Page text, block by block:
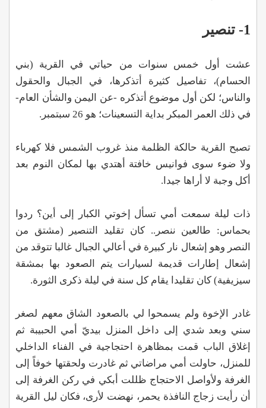
1- تنصير
عشت أول خمس سنوات من حياتي في القرية (بني
الحسام)، تفاصيل كثيرة أتذكرها، في الجبال والحقول
والناس؛ لكن أول موضوع أتذكره -عن اليمن والشأن العام-
في ذلك العمر المبكر بداية التسعينات؛ هو 26 سبتمبر.
تصبح القرية حالكة الظلمة منذ غروب الشمس فلا كهرباء
ولا ضوء سوى فوانيس خافتة أهتدي بها لمكان النوم بعد
أكل وجبة لا أراها جيدا.
ذات ليلة سمعت أمي تسأل إخوتي الكبار إلى أين؟ ردوا
بحماس: طالعين ننصر.. كان تقليد التنصير (مشتق من
النصر وهو إشعال نار كبيرة في أعالي الجبال غالبا تتوقد من
إشعال إطارات قديمة لسيارات يتم الصعود بها بمشقة
سيزيفية) كان تقليدا يقام كل سنة في ليلة ذكرى الثورة.
غادر الإخوة ولم يسمحوا لي بالصعود الشاق معهم لصغر
سني وبعد شدي إلى داخل المنزل بيديّ أمي الحبيبة ثم
إغلاق الباب قمت بمظاهرة احتجاجية في الفناء الداخلي
للمنزل، حاولت أمي مراضاتي ثم غادرت ولحقتها خوفاً إلى
الغرفة ولأواصل الاحتجاج ظللت أبكي في ركن الغرفة إلى
أن رأيت زجاج النافذة يحمر، نهضت لأرى، فكان ليل القرية